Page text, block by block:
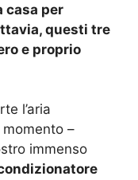
casa per
questi tre
e proprio
l’aria
–
immenso